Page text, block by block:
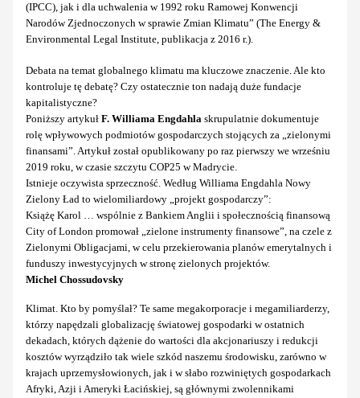
(IPCC), jak i dla uchwalenia w 1992 roku Ramowej Konwencji
Narodów Zjednoczonych w sprawie Zmian Klimatu” (The Energy &
Environmental Legal Institute, publikacja z 2016 r.).
Debata na temat globalnego klimatu ma kluczowe znaczenie. Ale kto
kontroluje tę debatę? Czy ostatecznie ton nadają duże fundacje
kapitalistyczne?
Poniższy artykuł F. Williama Engdahla skrupulatnie dokumentuje
rolę wpływowych podmiotów gospodarczych stojących za „zielonymi
finansami”. Artykuł został opublikowany po raz pierwszy we wrześniu
2019 roku, w czasie szczytu COP25 w Madrycie.
Istnieje oczywista sprzeczność. Według Williama Engdahla Nowy
Zielony Ład to wielomiliardowy „projekt gospodarczy”:
Książę Karol … wspólnie z Bankiem Anglii i społecznością finansową
City of London promował „zielone instrumenty finansowe”, na czele z
Zielonymi Obligacjami, w celu przekierowania planów emerytalnych i
funduszy inwestycyjnych w stronę zielonych projektów.
Michel Chossudovsky
Klimat. Kto by pomyślał? Te same megakorporacje i megamiliarderzy,
którzy napędzali globalizację światowej gospodarki w ostatnich
dekadach, których dążenie do wartości dla akcjonariuszy i redukcji
kosztów wyrządziło tak wiele szkód naszemu środowisku, zarówno w
krajach uprzemysłowionych, jak i w słabo rozwiniętych gospodarkach
Afryki, Azji i Ameryki Łacińskiej, są głównymi zwolennikami